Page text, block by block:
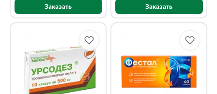
Заказать Заказать